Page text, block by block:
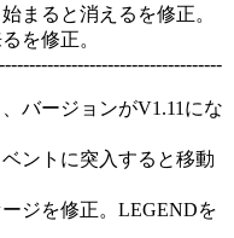
まると消えるを修正。
を修正。
バージョンがV1.11にな
ントに突入すると移動
ジを修正。LEGENDを